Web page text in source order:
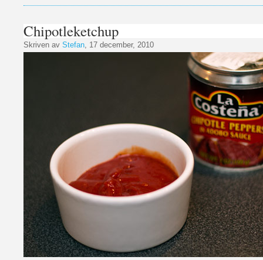
Chipotleketchup
Skriven av Stefan, 17 december, 2010